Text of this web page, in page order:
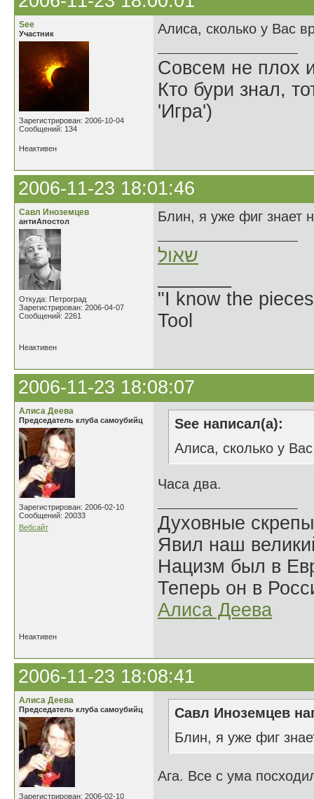
See
Участник
Зарегистрирован: 2006-10-04
Сообщений: 134
Алиса, сколько у Вас
Совсем не плох
Кто бури знал,
'Игра')
Неактивен
2006-11-23 18:01:46
Савл Иноземцев
антиАпостол
Откуда: Петроград
Зарегистрирован: 2006-04-07
Сообщений: 2261
Блин, я уже фиг знает
שאול
"I know the
Tool
Неактивен
2006-11-23 18:08:07
Алиса Деева
Председатель клуба самоубийц
Зарегистрирован: 2006-02-10
Сообщений: 20033
Вебсайт
See написал(а):
Алиса, сколько у
Часа два.
Духовные
Явил наш
Нацизм был в
Теперь он в
Алиса Деева
Неактивен
2006-11-23 18:08:41
Алиса Деева
Председатель клуба самоубийц
Зарегистрирован: 2006-02-10
Савл Иноземцев
Блин, я уже фиг
Ага. Все с ума